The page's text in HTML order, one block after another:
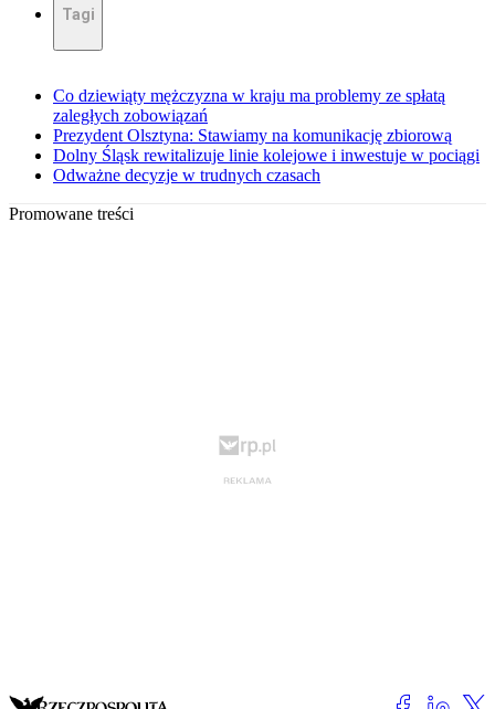
Tagi
Co dziewiąty mężczyzna w kraju ma problemy ze spłatą
zaległych zobowiązań
Prezydent Olsztyna: Stawiamy na komunikację zbiorową
Dolny Śląsk rewitalizuje linie kolejowe i inwestuje w pociągi
Odważne decyzje w trudnych czasach
Promowane treści